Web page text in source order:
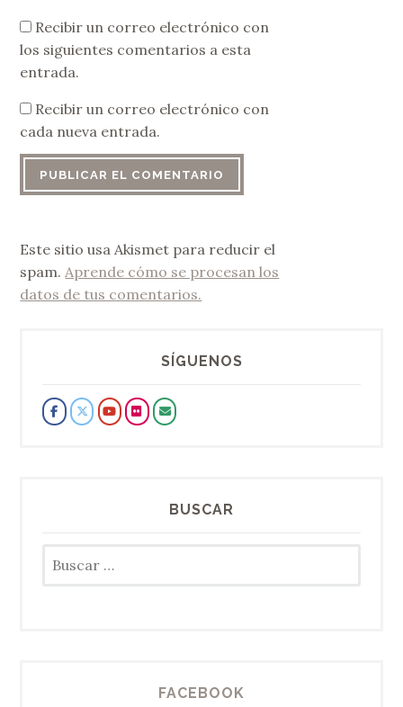
Recibir un correo electrónico con
los siguientes comentarios a esta
entrada.
Recibir un correo electrónico con
cada nueva entrada.
Este sitio usa Akismet para reducir el
spam. Aprende cómo se procesan los
datos de tus comentarios.
SÍGUENOS
BUSCAR
FACEBOOK